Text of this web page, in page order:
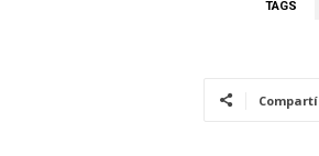
TAGS
Compartí